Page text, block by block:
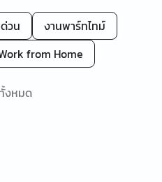
วน
งานพาร์ทไทม์
from Home
งหมด